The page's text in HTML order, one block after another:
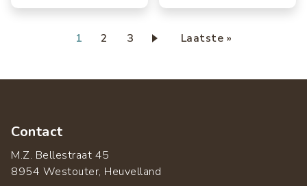
Huidige
1 Page
2 Page
3
Laatste
Laatste »
Contact
M.Z. Bellestraat 45
8954 Westouter, Heuvelland